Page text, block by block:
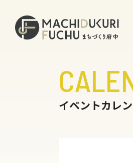
イベントカレ